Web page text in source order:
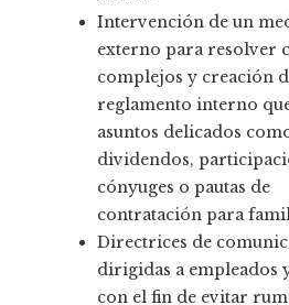
Intervención de un
externo para resolver
complejos y creación
reglamento interno
asuntos delicados
dividendos,
cónyuges o pautas de
contratación para
Directrices de
dirigidas a empleados
con el fin de evitar